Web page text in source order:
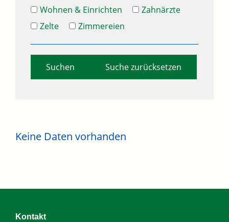
Wohnen & Einrichten
Zahnärzte
Zelte
Zimmereien
Suche zurücksetzen
Keine Daten vorhanden
Kontakt